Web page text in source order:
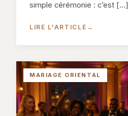
simple cérémonie : c’est […]
LIRE L'ARTICLE →
MARIAGE ORIENTAL